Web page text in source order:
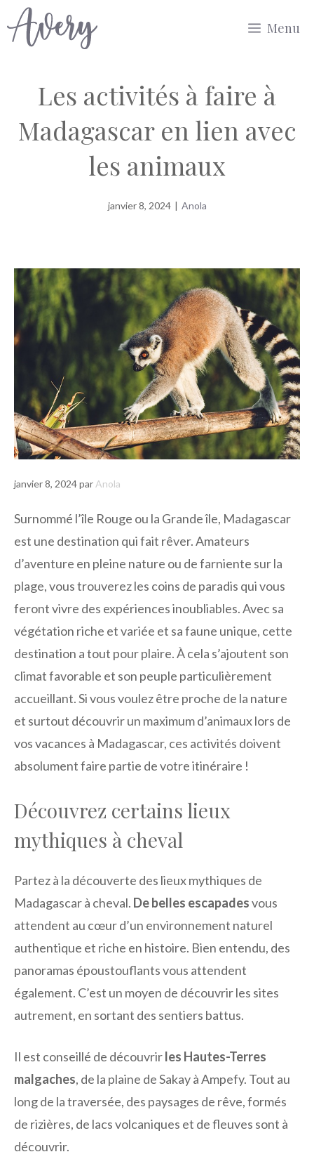
Aller
au
Menu
Les activités à faire à
Madagascar en lien avec
les animaux
janvier 8, 2024 | Anola
janvier 8, 2024par Anola
Surnommé l’île Rouge ou la Grande île, Madagascar
est une destination qui fait rêver. Amateurs
d’aventure en pleine nature ou de farniente sur la
plage, vous trouverez les coins de paradis qui vous
feront vivre des expériences inoubliables. Avec sa
végétation riche et variée et sa faune unique, cette
destination a tout pour plaire. À cela s’ajoutent son
climat favorable et son peuple particulièrement
accueillant. Si vous voulez être proche de la nature
et surtout découvrir un maximum d’animaux lors de
vos vacances à Madagascar, ces activités doivent
absolument faire partie de votre itinéraire !
Découvrez certains lieux
mythiques à cheval
Partez à la découverte des lieux mythiques de
Madagascar à cheval. De belles escapadesvous
attendent au cœur d’un environnement naturel
authentique et riche en histoire. Bien entendu, des
panoramas époustouflants vous attendent
également. C’est un moyen de découvrir les sites
autrement, en sortant des sentiers battus.
Il est conseillé de découvrirles Hautes-Terres
malgaches, de la plaine de Sakay à Ampefy. Tout au
long de la traversée, des paysages de rêve, formés
de rizières, de lacs volcaniques et de fleuves sont à
découvrir.